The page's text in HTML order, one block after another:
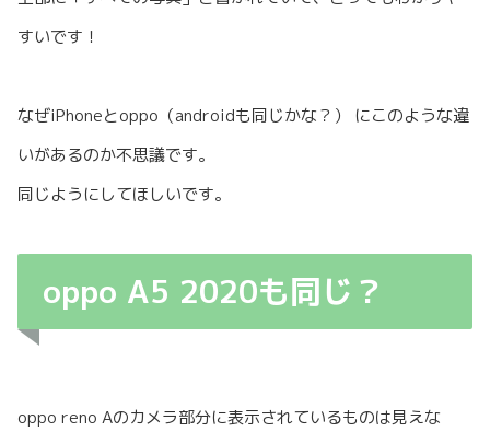
すいです！
なぜiPhoneとoppo（androidも同じかな？） にこのような違
いがあるのか不思議です。
同じようにしてほしいです。
oppo A5 2020も同じ？
oppo reno Aのカメラ部分に表示されているものは見えな